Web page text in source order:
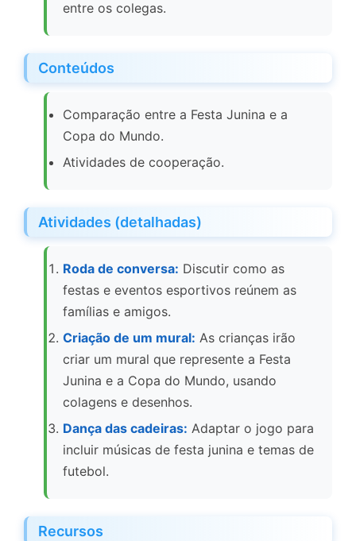
entre os colegas.
Conteúdos
Comparação entre a Festa Junina e a
Copa do Mundo.
Atividades de cooperação.
Atividades (detalhadas)
Roda de conversa: Discutir como as
festas e eventos esportivos reúnem as
famílias e amigos.
Criação de um mural: As crianças irão
criar um mural que represente a Festa
Junina e a Copa do Mundo, usando
colagens e desenhos.
Dança das cadeiras: Adaptar o jogo para
incluir músicas de festa junina e temas de
futebol.
Recursos